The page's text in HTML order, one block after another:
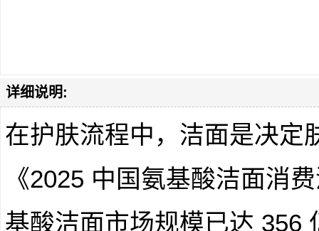
详细说明:
在护肤流程中，洁面是决定
《2025 中国氨基酸洁面消
基酸洁面市场规模已达 356